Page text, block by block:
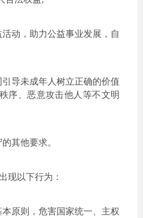
动，助力公益事业发展，自
导未成年人树立正确的价值
序、恶意攻击他人等不文明
其他要求。
以下行为：
原则，危害国家统一、主权